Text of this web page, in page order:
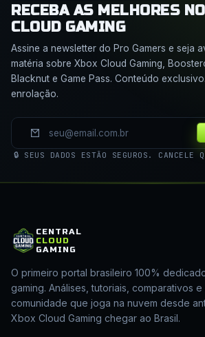
RECEBA AS MELHORES
CLOUD GAMING
Assine a newsletter do Pro Gamers e seja
matéria sobre Xbox Cloud Gaming,
Blacknut e Game Pass. Conteúdo
enrolação.
🔒 SEUS DADOS ESTÃO SEGUROS. CANCELE
CENTRAL
CLOUD
GAMING
O primeiro portal brasileiro 100%
gaming. Análises, tutoriais, comparativos e
comunidade que joga na nuvem desde
Xbox Cloud Gaming chegar ao Brasil.